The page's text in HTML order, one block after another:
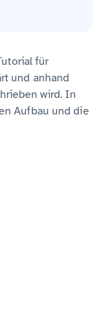
für
und anhand
wird. In
Aufbau und die